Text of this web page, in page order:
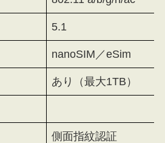
5.1
nanoSIM／eSim
あり（最大1TB）
側面指紋認証